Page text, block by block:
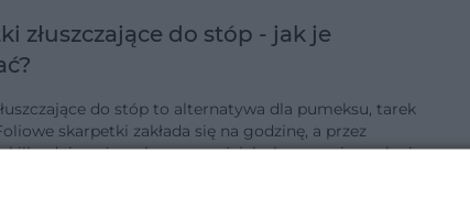
złuszczające do stóp - jak je
do stóp to alternatywa dla pumeksu, tarek
skarpetki zakłada się na godzinę, a przez
kilka dni można obserwować, jak złuszcza się gruba i